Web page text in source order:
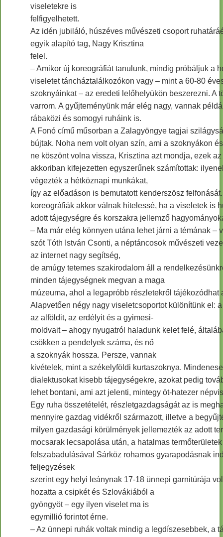
viseletekre is
felfigyelhetett.
Az idén jubiláló, húszéves művészeti csoport
egyik alapító tag, Nagy Krisztina
felel.
– Amikor új koreográfiát tanulunk, mindig próbáljuk a
viseletet táncháztalálkozókon vagy – mint a 60-80
szoknyáinkat – az eredeti lelőhelyükön beszerezni. A
varrom. A gyűjteményünk már elég nagy, vannak
rábaközi és somogyi ruháink is.
A Fonó című műsorban a Zalagyöngye tagjai
bújtak. Noha nem volt olyan szín, ami a szoknyákon
ne köszönt volna vissza, Krisztina azt mondja, ezek
akkoriban kifejezetten egyszerűnek számítottak:
végezték a hétköznapi munkákat,
így az előadáson is bemutatott kenderszösz
koreográfiák akkor válnak hitelessé, ha a viseletek is
adott tájegységre és korszakra jellemző
– Ma már elég könnyen utána lehet járni a témának –
szót Tóth István Csonti, a néptáncosok művészeti
az internet nagy segítség,
de amúgy tetemes szakirodalom áll a
minden tájegységnek megvan a maga
múzeuma, ahol a legapróbb részletekről tájékozódhat
Alapvetően négy nagy viseletcsoportot különítünk el:
az alföldit, az erdélyit és a gyimesi-
moldvait – ahogy nyugatról haladunk kelet felé,
csökken a pendelyek száma, és nő
a szoknyák hossza. Persze, vannak
kivételek, mint a székelyföldi kurtaszoknya.
dialektusokat kisebb tájegységekre, azokat pedig
lehet bontani, ami azt jelenti, mintegy öt-hatezer
Egy ruha összetételét, részletgazdagságát az is
mennyire gazdag vidékről származott, illetve a
milyen gazdasági körülmények jellemezték az adott
mocsarak lecsapolása után, a hatalmas termőterületek
felszabadulásával Sárköz rohamos gyarapodásnak
feljegyzések
szerint egy helyi leánynak 17-18 ünnepi garnitúrája
hozatta a csipkét és Szlovákiából a
gyöngyöt – egy ilyen viselet ma is
egymillió forintot érne.
– Az ünnepi ruhák voltak mindig a legdíszesebbek, a